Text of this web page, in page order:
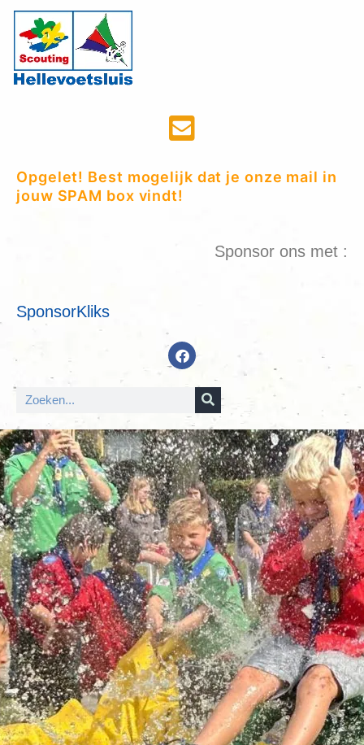
Opgelet! Best mogelijk dat je onze mail in
jouw SPAM box vindt!
Sponsor ons met :
SponsorKliks